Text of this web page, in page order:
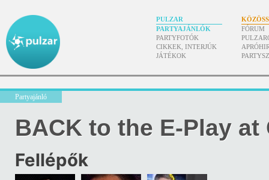
PULZAR
PARTYAJÁNLÓK
PARTYFOTÓK
CIKKEK, INTERJÚK
JÁTÉKOK
FÓRUM
Partyajánló
BACK to the E-Play at
Fellépők